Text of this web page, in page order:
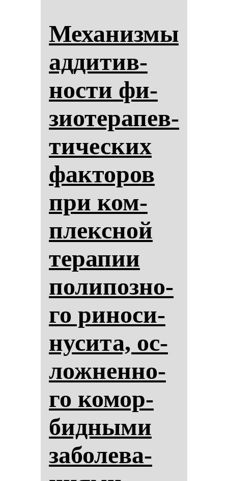
Ме­ха­низ­мы
ад­ди­тив­
нос­ти фи­
зи­оте­ра­пев­
ти­чес­ких
фак­то­ров
при ком­
плексной
те­ра­пии
по­ли­поз­но­
го ри­но­си­
ну­си­та, ос­
лож­нен­но­
го ко­мор­
бид­ны­ми
за­бо­ле­ва­